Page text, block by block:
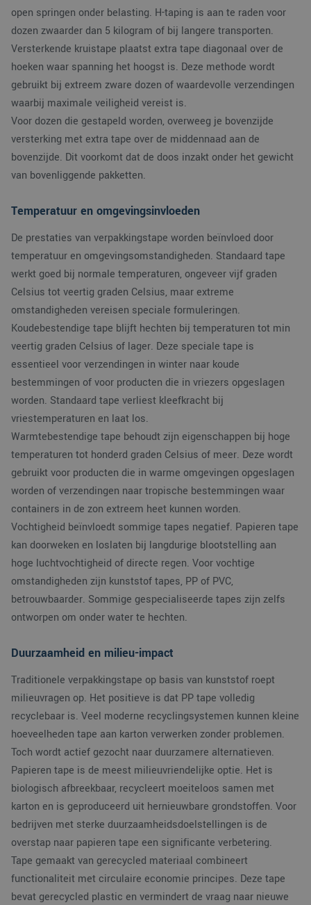
open springen onder belasting. H-taping is aan te raden voor
dozen zwaarder dan 5 kilogram of bij langere transporten.
Versterkende kruistape plaatst extra tape diagonaal over de
hoeken waar spanning het hoogst is. Deze methode wordt
gebruikt bij extreem zware dozen of waardevolle verzendingen
waarbij maximale veiligheid vereist is.
Voor dozen die gestapeld worden, overweeg je bovenzijde
versterking met extra tape over de middennaad aan de
bovenzijde. Dit voorkomt dat de doos inzakt onder het gewicht
van bovenliggende pakketten.
Temperatuur en omgevingsinvloeden
De prestaties van verpakkingstape worden beïnvloed door
temperatuur en omgevingsomstandigheden. Standaard tape
werkt goed bij normale temperaturen, ongeveer vijf graden
Celsius tot veertig graden Celsius, maar extreme
omstandigheden vereisen speciale formuleringen.
Koudebestendige tape blijft hechten bij temperaturen tot min
veertig graden Celsius of lager. Deze speciale tape is
essentieel voor verzendingen in winter naar koude
bestemmingen of voor producten die in vriezers opgeslagen
worden. Standaard tape verliest kleefkracht bij
vriestemperaturen en laat los.
Warmtebestendige tape behoudt zijn eigenschappen bij hoge
temperaturen tot honderd graden Celsius of meer. Deze wordt
gebruikt voor producten die in warme omgevingen opgeslagen
worden of verzendingen naar tropische bestemmingen waar
containers in de zon extreem heet kunnen worden.
Vochtigheid beïnvloedt sommige tapes negatief. Papieren tape
kan doorweken en loslaten bij langdurige blootstelling aan
hoge luchtvochtigheid of directe regen. Voor vochtige
omstandigheden zijn kunststof tapes, PP of PVC,
betrouwbaarder. Sommige gespecialiseerde tapes zijn zelfs
ontworpen om onder water te hechten.
Duurzaamheid en milieu-impact
Traditionele verpakkingstape op basis van kunststof roept
milieuvragen op. Het positieve is dat PP tape volledig
recyclebaar is. Veel moderne recyclingsystemen kunnen kleine
hoeveelheden tape aan karton verwerken zonder problemen.
Toch wordt actief gezocht naar duurzamere alternatieven.
Papieren tape is de meest milieuvriendelijke optie. Het is
biologisch afbreekbaar, recycleert moeiteloos samen met
karton en is geproduceerd uit hernieuwbare grondstoffen. Voor
bedrijven met sterke duurzaamheidsdoelstellingen is de
overstap naar papieren tape een significante verbetering.
Tape gemaakt van gerecycled materiaal combineert
functionaliteit met circulaire economie principes. Deze tape
bevat gerecycled plastic en vermindert de vraag naar nieuwe
synchroniseert
veel verschillende
Microsoft-
waardoor gebruikers
kunnen worden
Corporation
.c.clarity.ms
MSN 1st party
website voor interne
analyses te meten.